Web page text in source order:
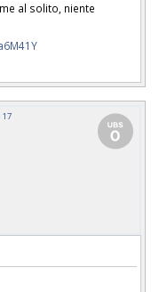
al solito, niente